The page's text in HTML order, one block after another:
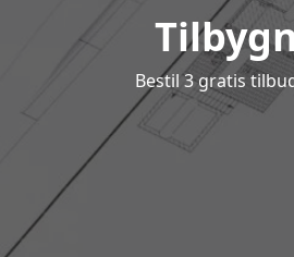
Bestil 3 gratis